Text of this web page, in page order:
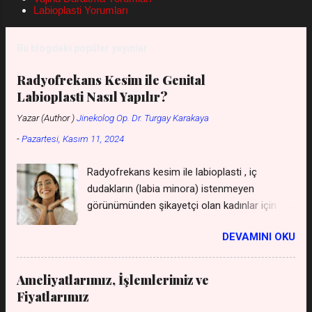
nelerdir, kızlık zarı bozulmadan hamile kalınır
mı uzman tv videosunda nasıldır, kızlık zarı
Öncelikle himen yani kızlık zarı üzerinde en az
bir adet adet geçiş deliği olduğunu söyleyerek
Labioplasti Yorumları
Radyofrekans Kesim ile Genital
Labioplasti Nasıl Yapılır?
Yazar (Author )Jinekolog Op. Dr. Turgay Karakaya
-Pazartesi, Kasım 11, 2024
Radyofrekans kesim ile labioplasti , iç
dudakların (labia minora) istenmeyen
görünümünden şikayetçi olan kadınlar için
kalmadan gerçekleştirilen bir yöntemdir. Bu
yöntem, geleneksel cerrahi yöntemlere göre
daha az invaziv olması, iyileşme sürecini
hızlandırması ve daha az ağrıya neden olması
gibi avantajları sunar. *** Labioplasti Genital
DEVAMINI OKU
Ameliyatlarımız, İşlemlerimiz ve
Fiyatlarımız